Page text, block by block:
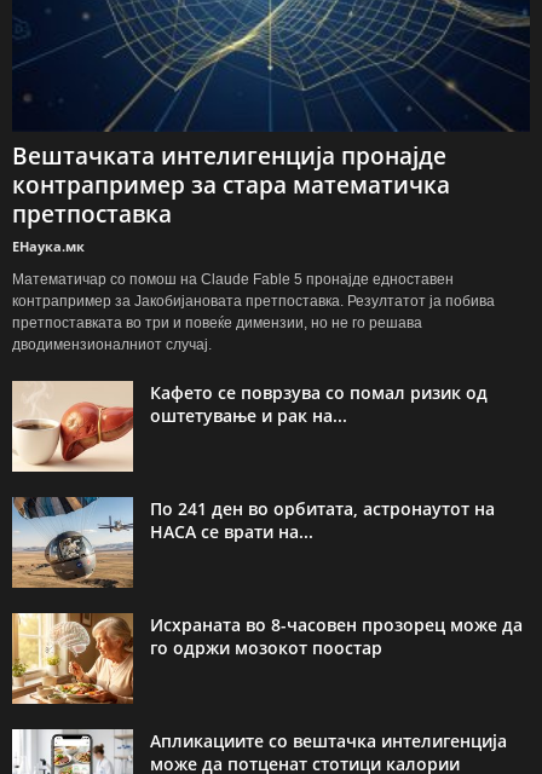
Вештачката интелигенција пронајде
контрапример за стара математичка
претпоставка
ЕНаука.мк
Математичар со помош на Claude Fable 5 пронајде едноставен
контрапример за Јакобијановата претпоставка. Резултатот ја побива
претпоставката во три и повеќе димензии, но не го решава
дводимензионалниот случај.
Кафето се поврзува со помал ризик од
оштетување и рак на...
По 241 ден во орбитата, астронаутот на
НАСА се врати на...
Исхраната во 8-часовен прозорец може да
го одржи мозокот поостар
Апликациите со вештачка интелигенција
може да потценат стотици калории